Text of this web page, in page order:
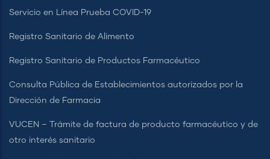
Servicio en Línea Prueba COVID-19
Registro Sanitario de Alimento
Registro Sanitario de Productos Farmacéutico
Consulta Pública de Establecimientos autorizados por la
Dirección de Farmacia
VUCEN – Trámite de factura de producto farmacéutico y de
otro interés sanitario